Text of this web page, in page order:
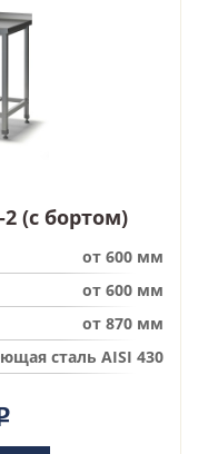
(с бортом)
от 600 мм
от 600 мм
от 870 мм
сталь AISI 430